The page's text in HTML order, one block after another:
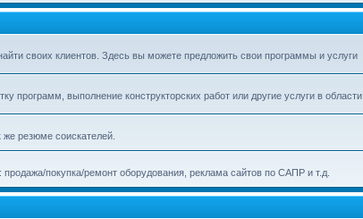
своих клиентов. Здесь вы можете предложить свои программы и услуги
программ, выполнение конструкторских работ или другие услуги в области
резюме соискателей.
продажа/покупка/ремонт оборудования, реклама сайтов по САПР и т.д.